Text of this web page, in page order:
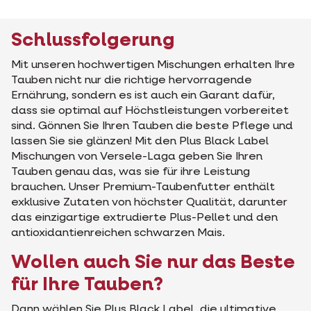
Schlussfolgerung
Mit unseren hochwertigen Mischungen erhalten Ihre
Tauben nicht nur die richtige hervorragende
Ernährung, sondern es ist auch ein Garant dafür,
dass sie optimal auf Höchstleistungen vorbereitet
sind. Gönnen Sie Ihren Tauben die beste Pflege und
lassen Sie sie glänzen! Mit den Plus Black Label
Mischungen von Versele-Laga geben Sie Ihren
Tauben genau das, was sie für ihre Leistung
brauchen. Unser Premium-Taubenfutter enthält
exklusive Zutaten von höchster Qualität, darunter
das einzigartige extrudierte Plus-Pellet und den
antioxidantienreichen schwarzen Mais.
Wollen auch Sie nur das Beste
für Ihre Tauben?